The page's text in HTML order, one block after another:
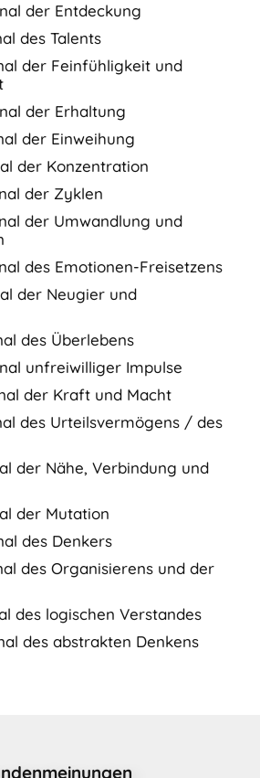
der Entdeckung
des Talents
der Feinfühligkeit und
der Erhaltung
der Einweihung
der Konzentration
der Zyklen
der Umwandlung und
des Emotionen-Freisetzens
der Neugier und
des Überlebens
unfreiwilliger Impulse
der Kraft und Macht
des Urteilsvermögens / des
der Nähe, Verbindung und
der Mutation
des Denkers
des Organisierens und der
des logischen Verstandes
des abstrakten Denkens